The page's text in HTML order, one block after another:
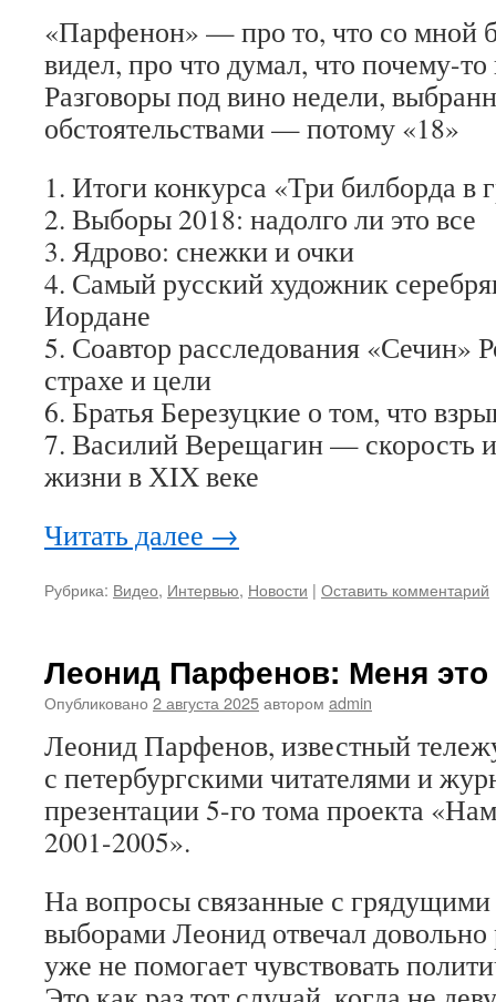
«Парфенон» — про то, что со мной
видел, про что думал, что почему-
Разговоры под вино недели,
обстоятельствами — потому «18»
1. Итоги конкурса «Три билборда в
2. Выборы 2018: надолго ли это все
3. Ядрово: снежки и очки
4. Самый русский художник
Иордане
5. Соавтор расследования «Сечин»
страхе и цели
6. Братья Березуцкие о том, что
7. Василий Верещагин — скорость
жизни в ХIX веке
Читать далее →
Рубрика: Видео, Интервью, Новости | Оставить комментарий
Леонид Парфенов: Меня это
Опубликовано 2 августа 2025автором admin
Леонид Парфенов, известный
с петербургскими читателями и
презентации 5-го тома проекта
2001-2005».
На вопросы связанные с
выборами Леонид отвечал
уже не помогает чувствовать